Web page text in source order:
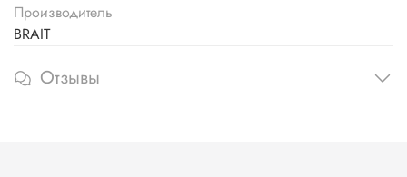
Производитель
BRAIT
Отзывы